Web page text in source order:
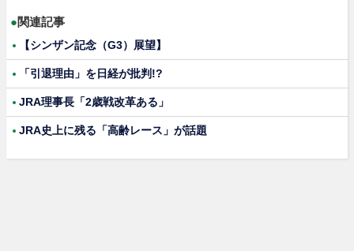
●関連記事
【シンザン記念（G3）展望】
「引退理由」を日経が批判!?
JRA理事長「2歳戦改革ある」
JRA史上に残る「高齢レース」が話題